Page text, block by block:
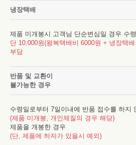
냉장택배
제품 미개봉시 고객님 단순변심일 경우 수
단 10,000원(왕복택배비 6000원 + 냉장택
부담
반품 및 교환이
불가능한 경우
수령일로부터 7일이내에 반품 접수를 하지
(제품 미개봉, 개인체질의 경우 해당)
제품을 개봉한 경우
(단, 제품에 하자가 있을시 예외)